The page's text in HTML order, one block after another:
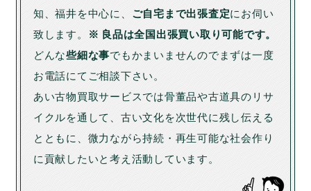
知、福井を中心に、 ご自宅まで出張査定にお伺い
致します。
※ 良品は全国出張買い取り可能です。
どんな些細な事でもかまいませんのでまずは一度
お電話にてご相談下さい。
あい古物買取サービスでは骨董品や古道具のリサ
イクルを通して、古い文化を次世代に残し伝える
とともに、微力ながら持続・再生可能な社会作り
に貢献したいと考え活動しています。